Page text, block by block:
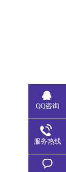
QQ咨询
服务热线